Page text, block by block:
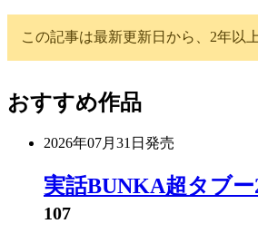
この記事は最新更新日から、2年以
おすすめ作品
2026年07月31日 発売
実話BUNKA超タブー
107